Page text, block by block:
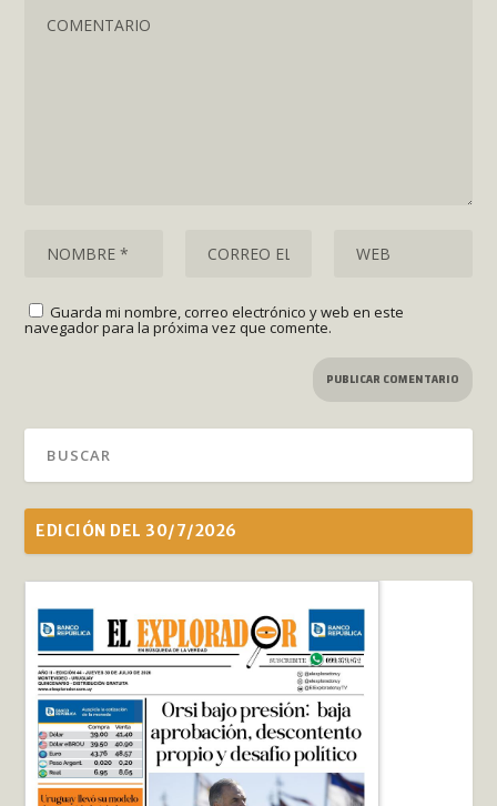
Guarda mi nombre, correo electrónico y web en este
navegador para la próxima vez que comente.
EDICIÓN DEL 30/7/2026